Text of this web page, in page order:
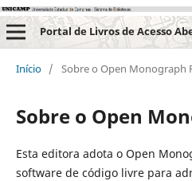
Portal de Livros de Acesso
Início / Sobre o Open Monograph
Sobre o Open
Esta editora adota o Open
software de código livre para